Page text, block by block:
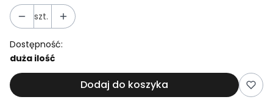
szt.
Dostępność:
duża ilość
Dodaj do koszyka